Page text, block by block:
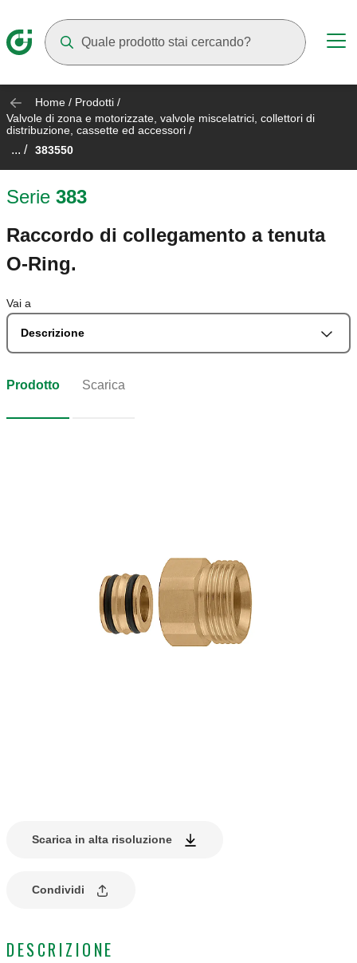
Home / Prodotti /
Valvole di zona e motorizzate, valvole miscelatrici, collettori di
distribuzione, cassette ed accessori /
... / 383550
Serie 383
Raccordo di collegamento a tenuta
O-Ring.
Vai a
Descrizione
Prodotto Scarica
Scarica in alta risoluzione
Condividi
DESCRIZIONE